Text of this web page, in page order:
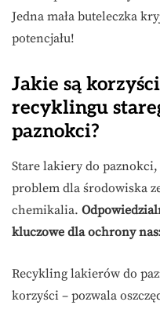
Jedna mała buteleczka
potencjału!
Jakie są
recyklingu
paznokci?
Stare lakiery do
problem dla środowiska
chemikalia.
kluczowe dla ochrony
Recykling lakierów do
korzyści – pozwala